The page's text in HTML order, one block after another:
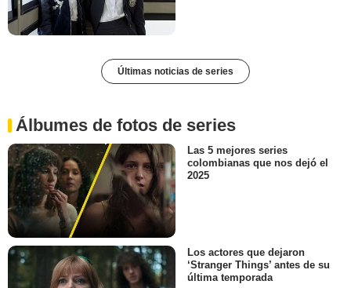
Últimas noticias de series
Álbumes de fotos de series
Las 5 mejores series
colombianas que nos dejó el
2025
Los actores que dejaron
‘Stranger Things’ antes de su
última temporada